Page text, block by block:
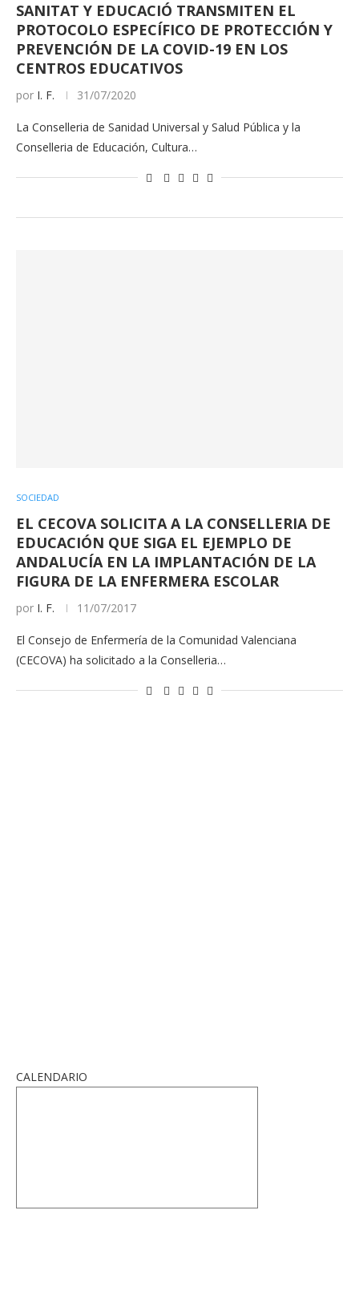
SANITAT Y EDUCACIÓ TRANSMITEN EL
PROTOCOLO ESPECÍFICO DE PROTECCIÓN Y
PREVENCIÓN DE LA COVID-19 EN LOS
CENTROS EDUCATIVOS
por I. F. 31/07/2020
La Conselleria de Sanidad Universal y Salud Pública y la
Conselleria de Educación, Cultura…
SOCIEDAD
EL CECOVA SOLICITA A LA CONSELLERIA DE
EDUCACIÓN QUE SIGA EL EJEMPLO DE
ANDALUCÍA EN LA IMPLANTACIÓN DE LA
FIGURA DE LA ENFERMERA ESCOLAR
por I. F. 11/07/2017
El Consejo de Enfermería de la Comunidad Valenciana
(CECOVA) ha solicitado a la Conselleria…
CALENDARIO